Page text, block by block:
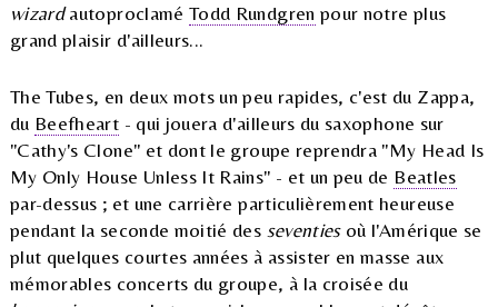
wizardautoproclaméTodd Rundgren pour notre plus
grand plaisir d'ailleurs...
The Tubes, en deux mots un peu rapides, c'est du Zappa,
du Beefheart - qui jouera d'ailleurs du saxophone sur
"Cathy's Clone" et dont le groupe reprendra "My Head Is
My Only House Unless It Rains" - et un peu de Beatles
par-dessus ; et une carrière particulièrement heureuse
pendant la seconde moitié des seventiesoù l'Amérique se
plut quelques courtes années à assister en masse aux
mémorables concerts du groupe, à la croisée du